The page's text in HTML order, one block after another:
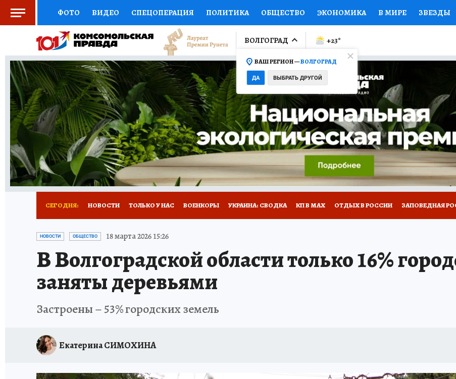
ФОТО ВИДЕО СПЕЦОПЕРАЦИЯ ПОЛИТИКА ОБЩЕСТВО ЭКОНОМИКА В МИРЕ ЗВЕЗДЫ
СОЦПОДДЕРЖКА НАУКА СПОРТ КОЛУМНИСТЫ ПРОИСШЕСТВИЯ НАЦИОНАЛЬНЫЕ
ВЫБОР ЭКСПЕРТОВ ДОКТОР ФИНАНСЫ ОТКРЫВАЕМ МИР Я ЗНАЮ СЕМЬЯ ЖЕНСКИЕ
КНИЖНАЯ ПОЛКА ПРОГНОЗЫ НА СПОРТ ПРОМОКОДЫ СЕРИАЛЫ СПЕЦПРОЕКТЫ ДЕФИЦИТ
ПРЕСС-ЦЕНТР НЕДВИЖИМОСТЬ ТЕЛЕВИЗОР КОЛЛЕКЦИИ КОНКУРСЫ РАБОТА У НАС
РАДИО КП РЕКЛАМА ТЕСТЫ НОВОЕ НА САЙТЕ
ВОЛГОГРАД
ВАШ РЕГИОН —ВОЛГОГРАД
ДА ВЫБРАТЬ ДРУГОЙ
+23°
СЕГОДНЯ: НОВОСТИ ТОЛЬКО У НАС ВОЕНКОРЫ УКРАИНА: СВОДКА КП В МАХ ОТДЫХ В РОССИИ ЗАПОВЕДНАЯ
ИСПЫТАНО НА СЕБЕ
НОВОСТИ ОБЩЕСТВО 18 марта 2026 15:26
В Волгоградской области только 16%
заняты деревьями
Застроены – 53% городских земель
Екатерина СИМОХИНА